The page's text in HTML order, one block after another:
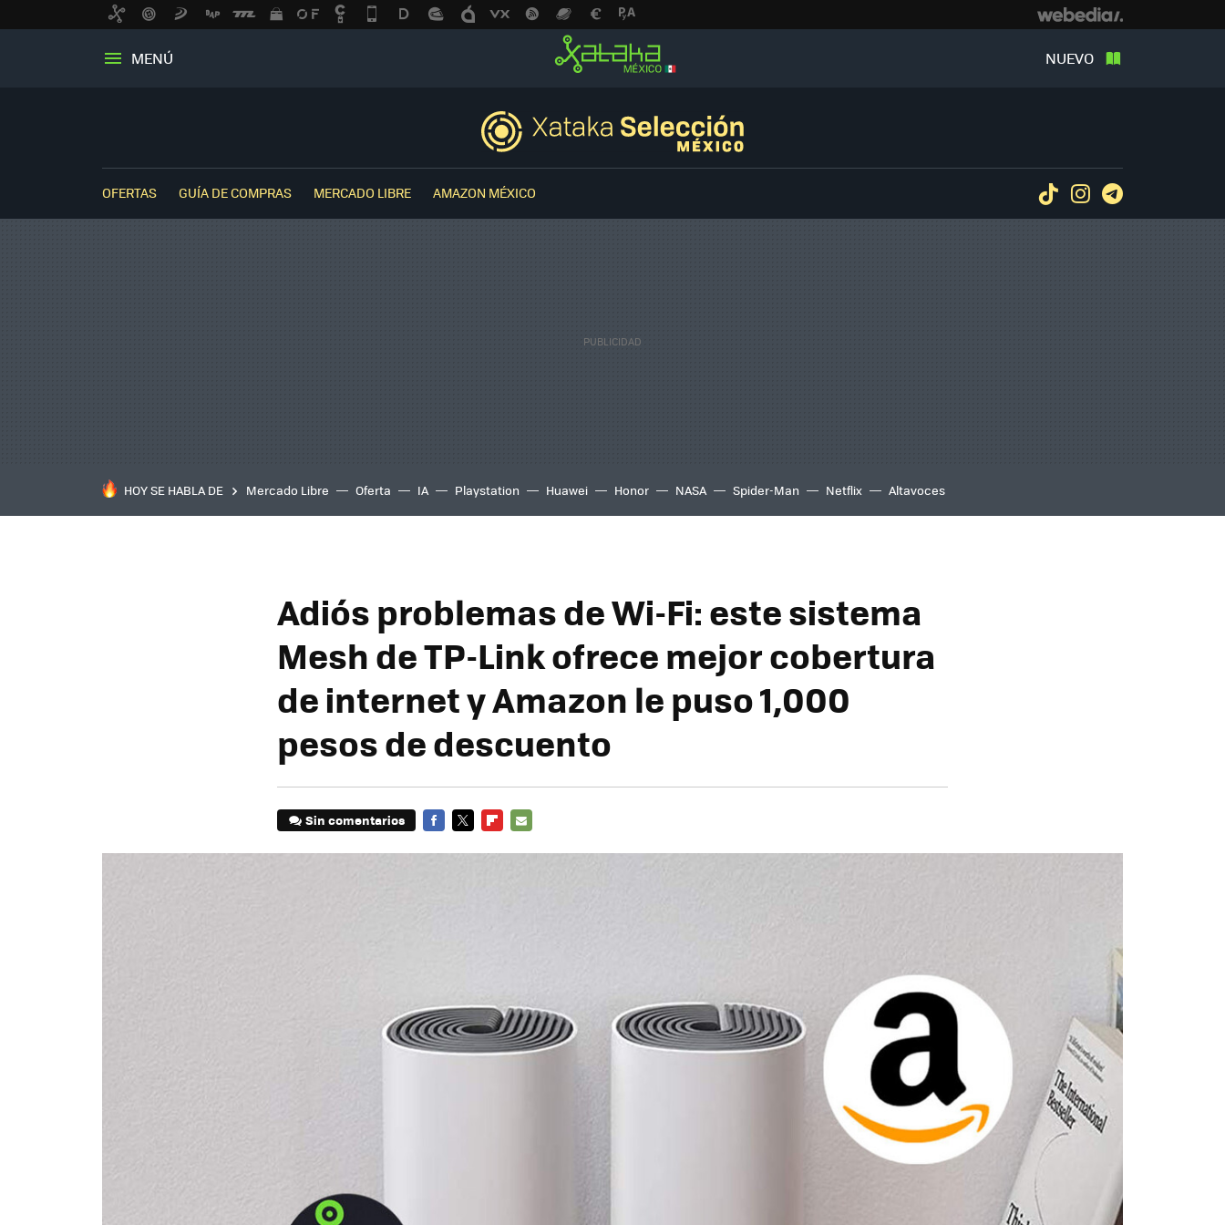
MENÚ NUEVO
OFERTAS GUÍA DE COMPRAS MERCADO LIBRE AMAZON MÉXICO TiktokInstagram
HOY SE HABLA DE Mercado Libre Oferta IA Playstation Huawei Honor NASA Spider-Man Netflix Altavoces
Adiós problemas de Wi-Fi: este sistema
Mesh de TP-Link ofrece mejor cobertura
de internet y Amazon le puso 1,000
pesos de descuento
Sin comentarios